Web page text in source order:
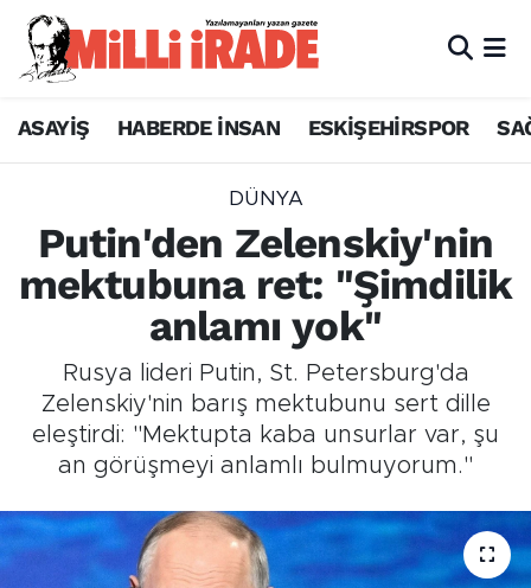
ASAYİŞ HABERDE İNSAN ESKİŞEHİRSPOR
DÜNYA
Putin'den Zelenskiy'nin
mektubuna ret: "Şimdilik
anlamı yok"
Rusya lideri Putin, St. Petersburg'da
Zelenskiy'nin barış mektubunu sert dille
eleştirdi: "Mektupta kaba unsurlar var, şu
an görüşmeyi anlamlı bulmuyorum."